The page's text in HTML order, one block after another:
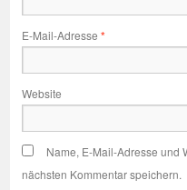
E-Mail-Adresse *
Website
Name, E-Mail-Adresse und
nächsten Kommentar speichern.